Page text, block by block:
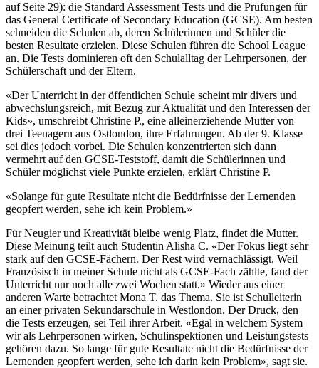
auf Seite 29): die Standard Assessment Tests und die Prüfungen für
das General Certificate of Secondary Education (GCSE). Am besten
schneiden die Schulen ab, deren Schülerinnen und Schüler die
besten Resultate erzielen. Diese Schulen führen die School League
an. Die Tests dominieren oft den Schulalltag der Lehrpersonen, der
Schülerschaft und der Eltern.
«Der Unterricht in der öffentlichen Schule scheint mir divers und
abwechslungsreich, mit Bezug zur Aktualität und den Interessen der
Kids», umschreibt Christine P., eine alleinerziehende Mutter von
drei Teenagern aus Ostlondon, ihre Erfahrungen. Ab der 9. Klasse
sei dies jedoch vorbei. Die Schulen konzentrierten sich dann
vermehrt auf den GCSE-Teststoff, damit die Schülerinnen und
Schüler möglichst viele Punkte erzielen, erklärt Christine P.
«Solange für gute Resultate nicht die Bedürfnisse der Lernenden
geopfert werden, sehe ich kein Problem.»
Für Neugier und Kreativität bleibe wenig Platz, findet die Mutter.
Diese Meinung teilt auch Studentin Alisha C. «Der Fokus liegt sehr
stark auf den GCSE-Fächern. Der Rest wird vernachlässigt. Weil
Französisch in meiner Schule nicht als GCSE-Fach zählte, fand der
Unterricht nur noch alle zwei Wochen statt.» Wieder aus einer
anderen Warte betrachtet Mona T. das Thema. Sie ist Schulleiterin
an einer privaten Sekundarschule in Westlondon. Der Druck, den
die Tests erzeugen, sei Teil ihrer Arbeit. «Egal in welchem System
wir als Lehrpersonen wirken, Schulinspektionen und Leistungstests
gehören dazu. So lange für gute Resultate nicht die Bedürfnisse der
Lernenden geopfert werden, sehe ich darin kein Problem», sagt sie.